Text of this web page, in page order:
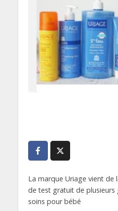
La marque Uriage vient de
de test gratuit de
soins pour bébé